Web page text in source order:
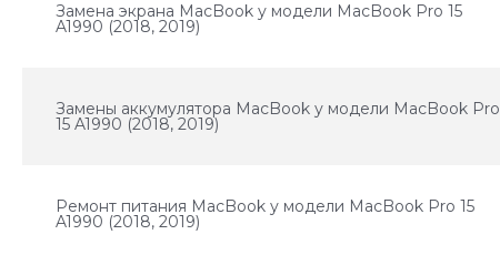
Замена экрана MacBook у модели MacBook Pro 15
A1990 (2018, 2019)
Замены аккумулятора MacBook у модели MacBook Pro
15 A1990 (2018, 2019)
Ремонт питания MacBook у модели MacBook Pro 15
A1990 (2018, 2019)